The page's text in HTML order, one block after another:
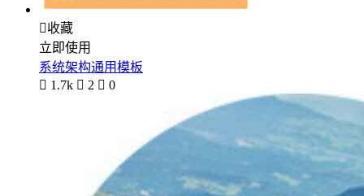
收藏
立即使用
系统架构通用模板
 1.7k  2  0